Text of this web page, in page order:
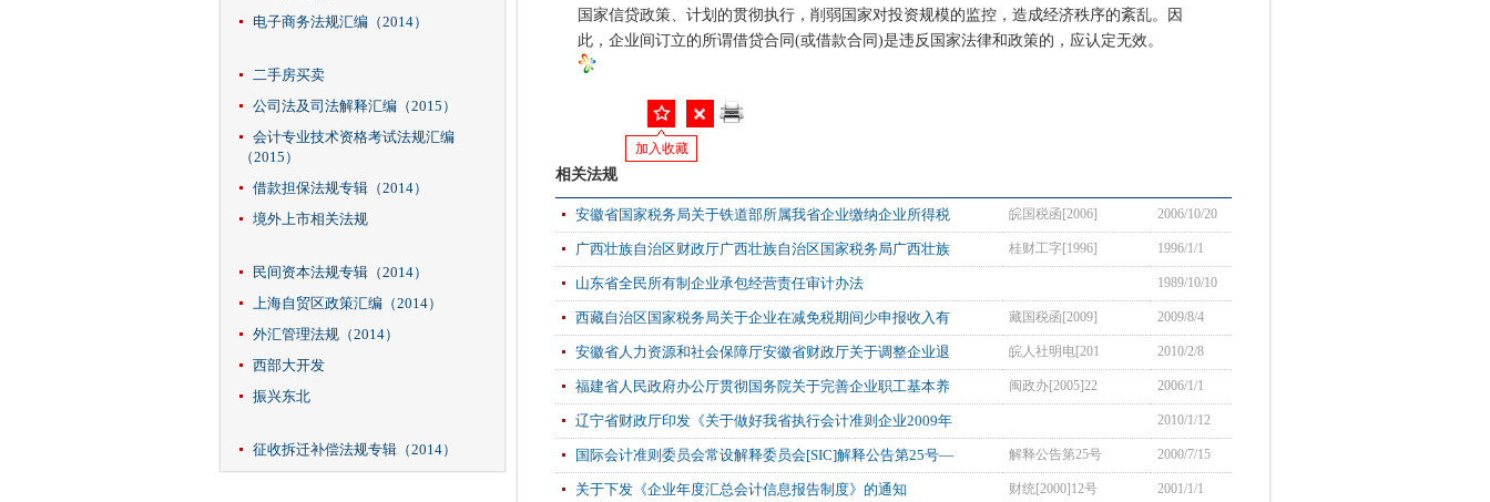
电子商务法规汇编（2014）
二手房买卖
公司法及司法解释汇编（2015）
会计专业技术资格考试法规汇编
（2015）
借款担保法规专辑（2014）
境外上市相关法规
民间资本法规专辑（2014）
上海自贸区政策汇编（2014）
外汇管理法规（2014）
西部大开发
振兴东北
征收拆迁补偿法规专辑（2014）
国家信贷政策、计划的贯彻执行，削弱国家对投资规模的监控，造成经济秩序的紊乱。因
此，企业间订立的所谓借贷合同(或借款合同)是违反国家法律和政策的，应认定无效。
加入收藏
相关法规
安徽省国家税务局关于铁道部所属我省企业缴纳企业所得税 皖国税函[2006] 2006/10/20
广西壮族自治区财政厅广西壮族自治区国家税务局广西壮族 桂财工字[1996] 1996/1/1
山东省全民所有制企业承包经营责任审计办法 1989/10/10
西藏自治区国家税务局关于企业在减免税期间少申报收入有 藏国税函[2009] 2009/8/4
安徽省人力资源和社会保障厅安徽省财政厅关于调整企业退 皖人社明电[201 2010/2/8
福建省人民政府办公厅贯彻国务院关于完善企业职工基本养 闽政办[2005]22 2006/1/1
辽宁省财政厅印发《关于做好我省执行会计准则企业2009年 2010/1/12
国际会计准则委员会常设解释委员会[SIC]解释公告第25号— 解释公告第25号 2000/7/15
关于下发《企业年度汇总会计信息报告制度》的通知 财统[2000]12号 2001/1/1